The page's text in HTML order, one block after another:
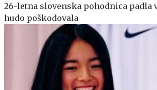
26-letna slovenska pohodnica padla
hudo poškodovala